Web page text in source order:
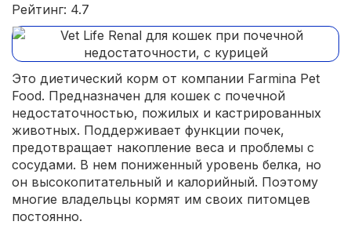
Рейтинг: 4.7
Это диетический корм от компании Farmina Pet
Food. Предназначен для кошек с почечной
недостаточностью, пожилых и кастрированных
животных. Поддерживает функции почек,
предотвращает накопление веса и проблемы с
сосудами. В нем пониженный уровень белка, но
он высокопитательный и калорийный. Поэтому
многие владельцы кормят им своих питомцев
постоянно.